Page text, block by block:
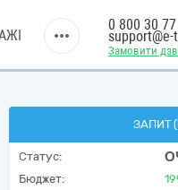
Замовити
0 800 30
ЗАПИТ
Статус:
Бюджет: